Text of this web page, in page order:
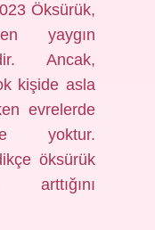
Öksürük,
yaygın
Ancak,
kişide asla
evrelerde
yoktur.
öksürük
arttığını